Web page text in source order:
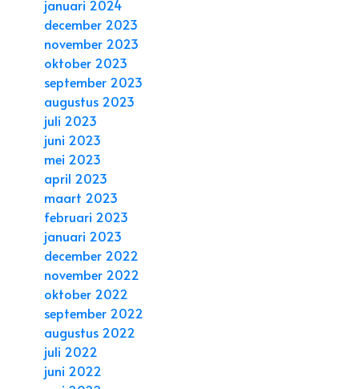
januari 2024
december 2023
november 2023
oktober 2023
september 2023
augustus 2023
juli 2023
juni 2023
mei 2023
april 2023
maart 2023
februari 2023
januari 2023
december 2022
november 2022
oktober 2022
september 2022
augustus 2022
juli 2022
juni 2022